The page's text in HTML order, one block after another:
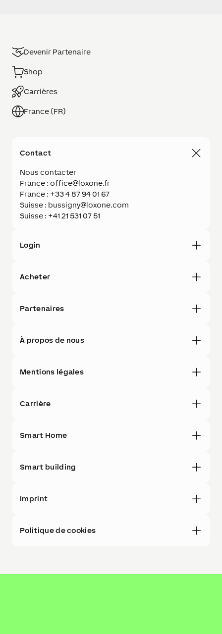
Devenir Partenaire
Shop
Carrières
France (FR)
Contact
Nous contacter
France : office@loxone.fr
France : +33 4 87 94 01 67
Suisse : bussigny@loxone.com
Suisse : +41 21 531 07 51
Login
Acheter
Partenaires
À propos de nous
Mentions légales
Carrière
Smart Home
Smart building
Imprint
Politique de cookies